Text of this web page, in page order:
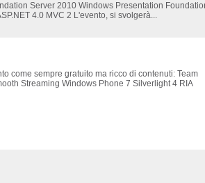
Server 2010 Windows Presentation
4.0 MVC 2 L'evento, si svolgerà...
come sempre gratuito ma ricco di contenuti: Team
Streaming Windows Phone 7 Silverlight 4 RIA